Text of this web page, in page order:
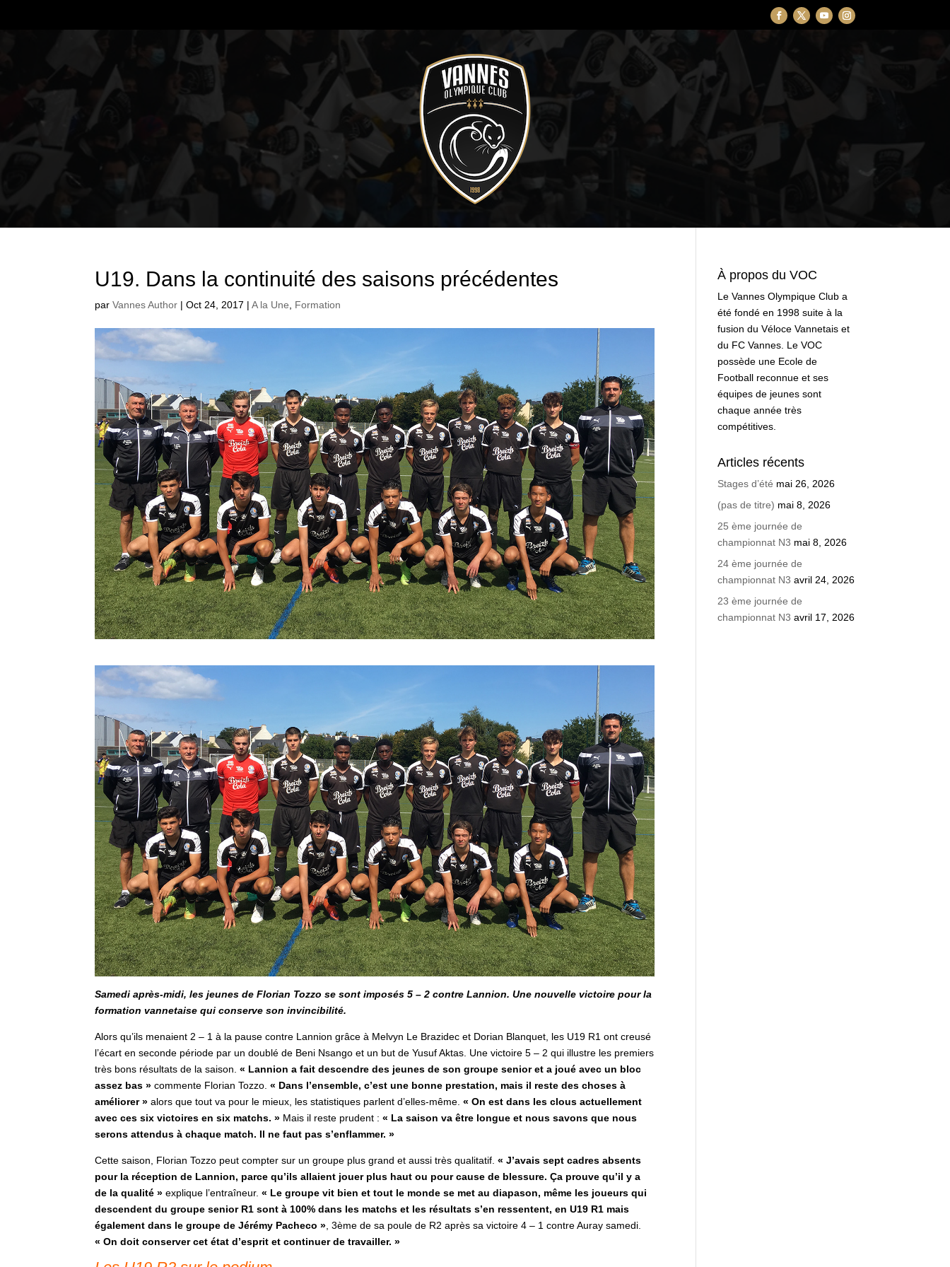
U19. Dans la continuité des saisons précédentes
parVannes Author |Oct 24, 2017 |A la Une, Formation
Samedi après-midi, les jeunes de Florian Tozzo se sont imposés 5 – 2 contre Lannion. Une nouvelle victoire pour la
formation vannetaise qui conserve son invincibilité.
Alors qu’ils menaient 2 – 1 à la pause contre Lannion grâce à Melvyn Le Brazidec et Dorian Blanquet, les U19 R1 ont creusé
l’écart en seconde période par un doublé de Beni Nsango et un but de Yusuf Aktas. Une victoire 5 – 2 qui illustre les premiers
très bons résultats de la saison.« Lannion a fait descendre des jeunes de son groupe senior et a joué avec un bloc
assez bas » commente Florian Tozzo.« Dans l’ensemble, c’est une bonne prestation, mais il reste des choses à
améliorer » alors que tout va pour le mieux, les statistiques parlent d’elles-même.« On est dans les clous actuellement
avec ces six victoires en six matchs. » Mais il reste prudent : « La saison va être longue et nous savons que nous
serons attendus à chaque match. Il ne faut pas s’enflammer. »
Cette saison, Florian Tozzo peut compter sur un groupe plus grand et aussi très qualitatif. « J’avais sept cadres absents
pour la réception de Lannion, parce qu’ils allaient jouer plus haut ou pour cause de blessure. Ça prouve qu’il y a
de la qualité » explique l’entraîneur.« Le groupe vit bien et tout le monde se met au diapason, même les joueurs qui
descendent du groupe senior R1 sont à 100% dans les matchs et les résultats s’en ressentent, en U19 R1 mais
également dans le groupe de Jérémy Pacheco » , 3ème de sa poule de R2 après sa victoire 4 – 1 contre Auray samedi.
« On doit conserver cet état d’esprit et continuer de travailler. »
À propos du VOC
Le Vannes Olympique Club a
été fondé en 1998 suite à la
fusion du Véloce Vannetais et
du FC Vannes. Le VOC
possède une Ecole de
Football reconnue et ses
équipes de jeunes sont
chaque année très
compétitives.
Articles récents
Stages d’été mai 26, 2026
(pas de titre) mai 8, 2026
25 ème journée de
championnat N3 mai 8, 2026
24 ème journée de
championnat N3 avril 24, 2026
23 ème journée de
championnat N3 avril 17, 2026